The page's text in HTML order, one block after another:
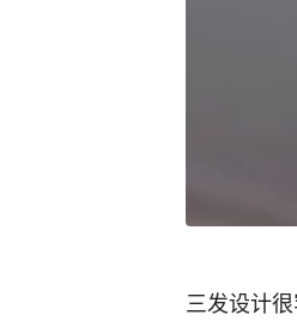
三发设计